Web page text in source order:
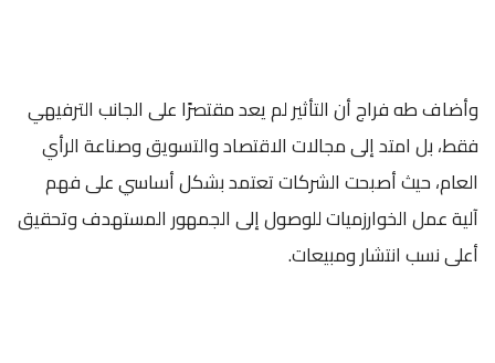
وأضاف طه فراج أن التأثير لم يعد مقتصرًا على الجانب الترفيهي
فقط، بل امتد إلى مجالات الاقتصاد والتسويق وصناعة الرأي
العام، حيث أصبحت الشركات تعتمد بشكل أساسي على فهم
آلية عمل الخوارزميات للوصول إلى الجمهور المستهدف وتحقيق
أعلى نسب انتشار ومبيعات.